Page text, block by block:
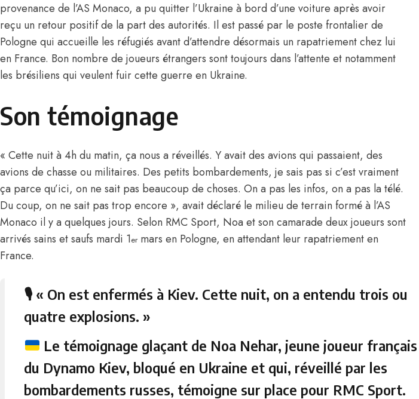
provenance de l’AS Monaco, a pu quitter l’Ukraine à bord d’une voiture après avoir
reçu un retour positif de la part des autorités. Il est passé par le poste frontalier de
Pologne qui accueille les réfugiés avant d’attendre désormais un rapatriement chez lui
en France. Bon nombre de joueurs étrangers sont toujours dans l’attente et notamment
les brésiliens qui veulent fuir cette guerre en Ukraine.
Son témoignage
« Cette nuit à 4h du matin, ça nous a réveillés. Y avait des avions qui passaient, des
avions de chasse ou militaires. Des petits bombardements, je sais pas si c’est vraiment
ça parce qu’ici, on ne sait pas beaucoup de choses. On a pas les infos, on a pas la télé.
Du coup, on ne sait pas trop encore », avait déclaré le milieu de terrain formé à l’AS
Monaco il y a quelques jours. Selon RMC Sport, Noa et son camarade deux joueurs sont
arrivés sains et saufs mardi 1ermars en Pologne, en attendant leur rapatriement en
France.
🎙 « On est enfermés à Kiev. Cette nuit, on a entendu trois ou
quatre explosions. »
Le témoignage glaçant de Noa Nehar, jeune joueur français
du Dynamo Kiev, bloqué en Ukraine et qui, réveillé par les
bombardements russes, témoigne sur place pour RMC Sport.